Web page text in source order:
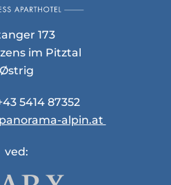
173
im Pitztal
Østrig
5414 87352
alpin.at
ved: